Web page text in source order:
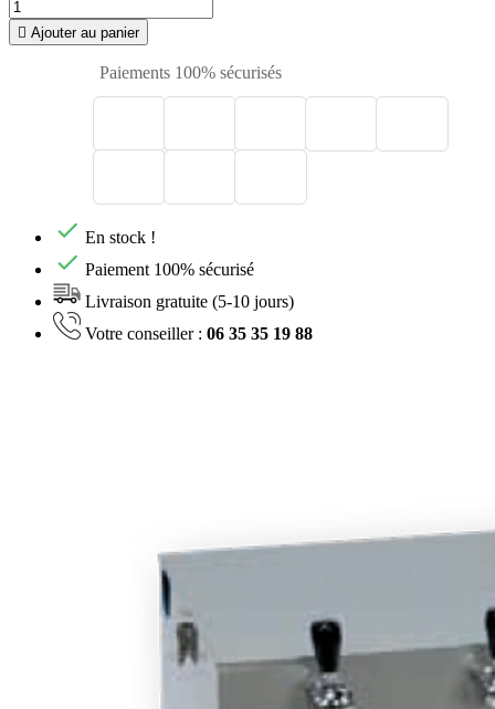
 Ajouter au panier
Paiements 100% sécurisés
En stock !
Paiement 100% sécurisé
Livraison gratuite (5-10 jours)
Votre conseiller : 06 35 35 19 88